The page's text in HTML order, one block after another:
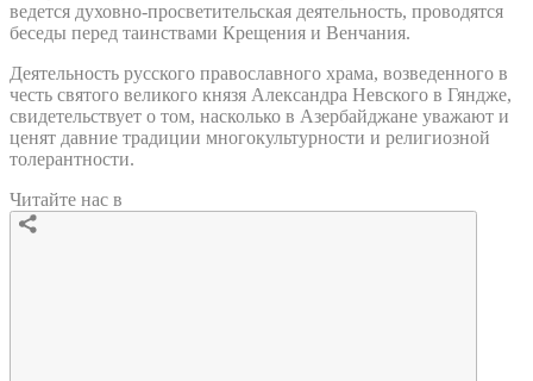
ведется духовно-просветительская деятельность, проводятся
беседы перед таинствами Крещения и Венчания.
Деятельность русского православного храма, возведенного в
честь святого великого князя Александра Невского в Гяндже,
свидетельствует о том, насколько в Азербайджане уважают и
ценят давние традиции многокультурности и религиозной
толерантности.
Читайте нас в